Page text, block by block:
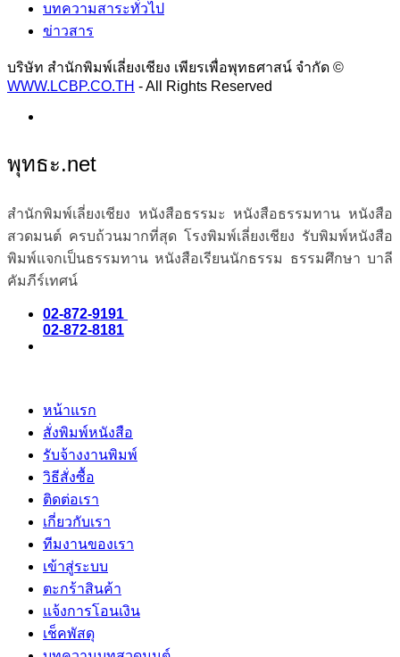
บทความสาระทั่วไป
ข่าวสาร
บริษัท สำนักพิมพ์เลี่ยงเชียง เพียรเพื่อพุทธศาสน์ จำกัด ©
WWW.LCBP.CO.TH - All Rights Reserved
พุทธะ.net
สำนักพิมพ์เลี่ยงเชียง หนังสือธรรมะ หนังสือธรรมทาน หนังสือ
สวดมนต์ ครบถ้วนมากที่สุด โรงพิมพ์เลี่ยงเชียง รับพิมพ์หนังสือ
พิมพ์แจกเป็นธรรมทาน หนังสือเรียนนักธรรม ธรรมศึกษา บาลี
คัมภีร์เทศน์
02-872-9191
02-872-8181
หน้าแรก
สั่งพิมพ์หนังสือ
รับจ้างงานพิมพ์
วิธีสั่งซื้อ
ติดต่อเรา
เกี่ยวกับเรา
ทีมงานของเรา
เข้าสู่ระบบ
ตะกร้าสินค้า
แจ้งการโอนเงิน
เช็คพัสดุ